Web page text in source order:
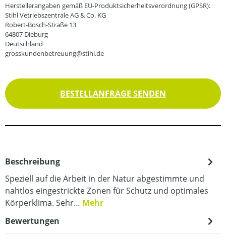
Herstellerangaben gemäß EU-Produktsicherheitsverordnung (GPSR):
Stihl Vetriebszentrale AG & Co. KG
Robert-Bosch-Straße 13
64807 Dieburg
Deutschland
grosskundenbetreuung@stihl.de
BESTELLANFRAGE SENDEN
Beschreibung
Speziell auf die Arbeit in der Natur abgestimmte und
nahtlos eingestrickte Zonen für Schutz und optimales
Körperklima. Sehr… Mehr
Bewertungen